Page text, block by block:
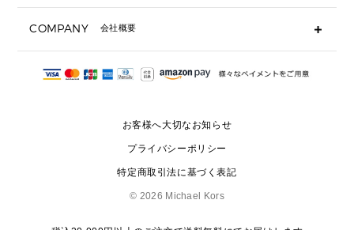
サンダル
スニーカー
▶ ウェア
ショッピングバッグを購入商品分送ってもらえますか？
注文後に完了メールが受信できないのですが？
サイズ交換はできますか？
COMPANY 会社概要
会社概要
お客様へ大切なお知らせ
プライバシーポリシー
特定商取引法に基づく表記
© 2026 Michael Kors